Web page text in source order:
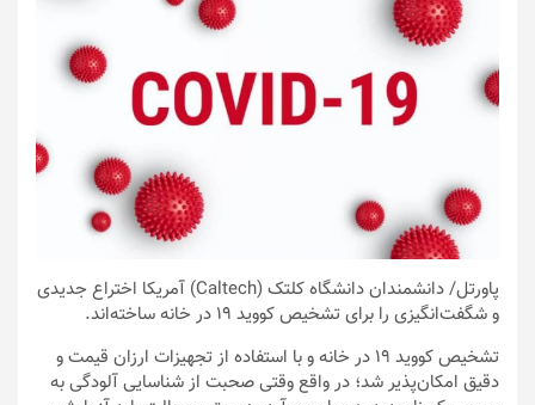
پاورتل
/ دانشمندان دانشگاه کلتک (Caltech) آمریکا اختراع جدیدی
و شگفت‌انگیزی را برای تشخیص کووید ۱۹ در خانه ساخته‌اند.
تشخیص کووید ۱۹ در خانه و با استفاده از تجهیزات ارزان قیمت و
دقیق امکان‌پذیر شد؛ در واقع وقتی صحبت از شناسایی آلودگی به